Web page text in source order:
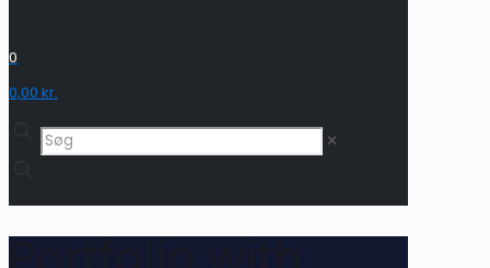
0
0,00 kr.
✕